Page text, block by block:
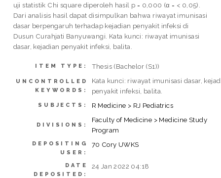
uji statistik Chi square diperoleh hasil p = 0,000 (α = < 0,05).
Dari analisis hasil dapat disimpulkan bahwa riwayat imunisasi
dasar berpengaruh terhadap kejadian penyakit infeksi di
Dusun Curahjati Banyuwangi. Kata kunci: riwayat imunisasi
dasar, kejadian penyakit infeksi, balita.
ITEM TYPE: Thesis (Bachelor (S1))
UNCONTROLLED
KEYWORDS:
Kata kunci: riwayat imunisasi dasar,
penyakit infeksi, balita.
SUBJECTS: R Medicine > RJ Pediatrics
DIVISIONS:
Faculty of Medicine > Medicine Study
Program
DEPOSITING
USER:
70 Cory UWKS
DATE
DEPOSITED:
24 Jan 2022 04:18